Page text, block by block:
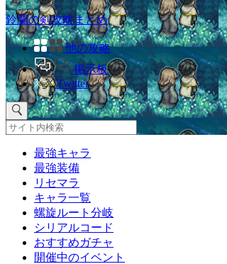
鈴蘭の剣攻略まとめ
他の攻略
掲示板
Twitter
最強キャラ
最強装備
リセマラ
キャラ一覧
螺旋ルート分岐
シリアルコード
おすすめガチャ
開催中のイベント